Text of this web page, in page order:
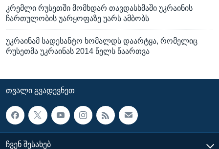
კრემლი რუსეთში მომხდარ თავდასხმაში უკრაინის
ჩართულობის უარყოფაზე უარს ამბობს
უკრაინამ სადესანტო ხომალდს დაარტყა, რომელიც
რუსეთმა უკრაინას 2014 წელს წაართვა
ᲗᲕᲐᲚᲘ ᲒᲕᲐᲓᲔᲕᲜᲔᲗ
ᲩᲕᲔᲜ ᲨᲔᲡᲐᲮᲔᲑ